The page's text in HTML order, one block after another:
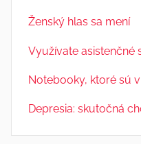
Ženský hlas sa mení
Využívate asistenčné
Notebooky, ktoré sú
Depresia: skutočná